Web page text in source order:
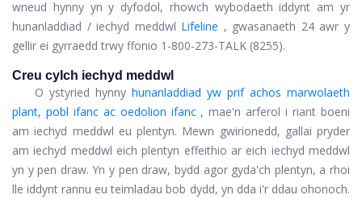
wneud hynny yn y dyfodol, rhowch wybodaeth iddynt am yr
hunanladdiad / iechyd meddwl Lifeline , gwasanaeth 24 awr y
gellir ei gyrraedd trwy ffonio 1-800-273-TALK (8255).
Creu cylch iechyd meddwl
O ystyried hynny hunanladdiad yw prif achos marwolaeth
plant, pobl ifanc ac oedolion ifanc, mae'n arferol i riant boeni
am iechyd meddwl eu plentyn. Mewn gwirionedd, gallai pryder
am iechyd meddwl eich plentyn effeithio ar eich iechyd meddwl
yn y pen draw. Yn y pen draw, bydd agor gyda'ch plentyn, a rhoi
lle iddynt rannu eu teimladau bob dydd, yn dda i'r ddau ohonoch.